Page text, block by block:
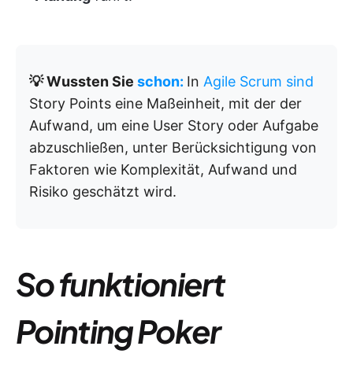
💡 Wussten Sie schon: In Agile Scrum sind
Story Points eine Maßeinheit, mit der der
Aufwand, um eine User Story oder Aufgabe
abzuschließen, unter Berücksichtigung von
Faktoren wie Komplexität, Aufwand und
Risiko geschätzt wird.
So funktioniert
Pointing Poker